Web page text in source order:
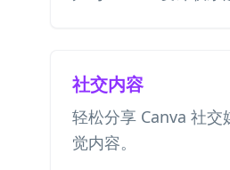
社交内容
轻松分享 Canva 社交
觉内容。